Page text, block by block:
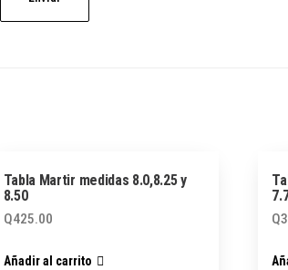
Tabla Martir medidas 8.0,8.25 y
8.50
Q425.00
Añadir al carrito
Q